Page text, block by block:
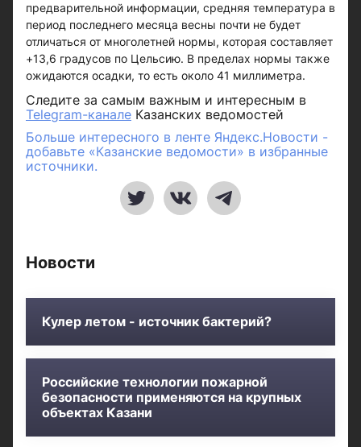
предварительной информации, средняя температура в
период последнего месяца весны почти не будет
отличаться от многолетней нормы, которая составляет
+13,6 градусов по Цельсию. В пределах нормы также
ожидаются осадки, то есть около 41 миллиметра.
Следите за самым важным и интересным в
Telegram-канале Казанских ведомостей
Больше интересного в ленте Яндекс.Новости -
добавьте «Казанские ведомости» в избранные
источники.
Новости
Кулер летом - источник бактерий?
Российские технологии пожарной
безопасности применяются на крупных
объектах Казани